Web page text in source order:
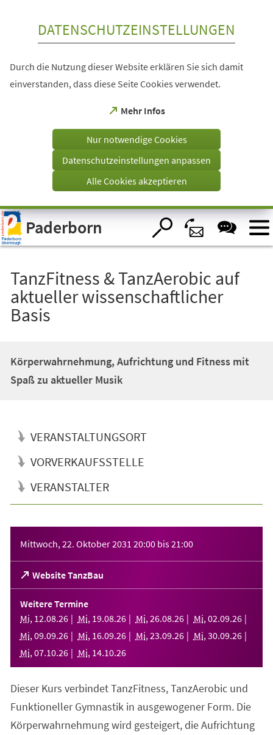
Visuelle
Assistenzsoftware
öffnen.
DATENSCHUTZEINSTELLUNGEN
Durch die Nutzung dieser Website erklären Sie sich damit
einverstanden, dass diese Seite Cookies verwendet.
Mehr Infos
(Öffnet
einem
Tab)
Nur notwendige Cookies
Datenschutzeinstellungen anpassen
Alle Cookies akzeptieren
Paderborn
TanzFitness & TanzAerobic auf
aktueller wissenschaftlicher
Basis
Körperwahrnehmung, Aufrichtung und Fitness mit
Spaß zu aktueller Musik
VERANSTALTUNGSORT
VORVERKAUFSSTELLE
VERANSTALTER
Mittwoch, 22. Oktober 2031 20:00 bis21:00
Website TanzBau
(Öffnet
in
einem
neuen
Tab)
Weitere Termine
Mi, 12.08.26 Mi, 19.08.26 Mi, 26.08.26 Mi, 02.09.26
Mi, 09.09.26 Mi, 16.09.26 Mi, 23.09.26 Mi, 30.09.26
Mi, 07.10.26 Mi, 14.10.26
Dieser Kurs verbindet TanzFitness, TanzAerobic und
Funktioneller Gymnastik in ausgewogener Form. Die
Körperwahrnehmung wird gesteigert, die Aufrichtung